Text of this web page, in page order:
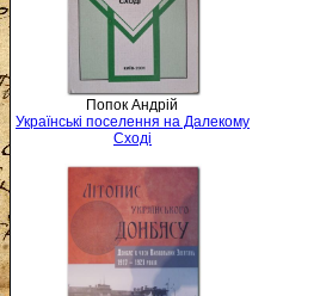
Попок Андрій
Українські поселення на Далекому
Сході